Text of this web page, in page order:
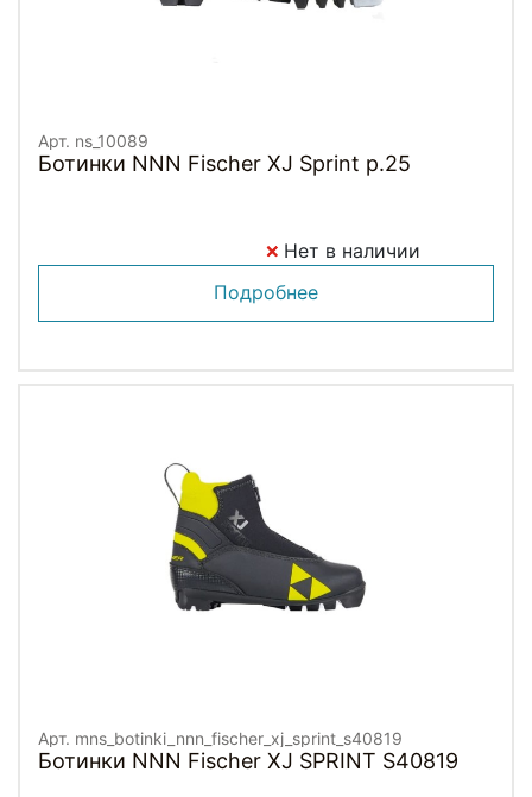
Арт. ns_10089
Ботинки NNN Fischer XJ Sprint p.25
Нет в наличии
Подробнее
Арт. mns_botinki_nnn_fischer_xj_sprint_s40819
Ботинки NNN Fischer XJ SPRINT S40819